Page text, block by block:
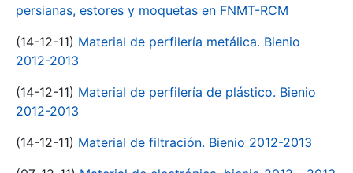
persianas, estores y moquetas en FNMT-RCM
(14-12-11) Material de perfilería metálica. Bienio
2012-2013
(14-12-11) Material de perfilería de plástico. Bienio
2012-2013
(14-12-11) Material de filtración. Bienio 2012-2013